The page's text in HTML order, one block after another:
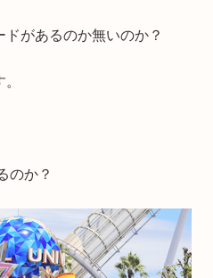
があるのか無いのか？
のか？